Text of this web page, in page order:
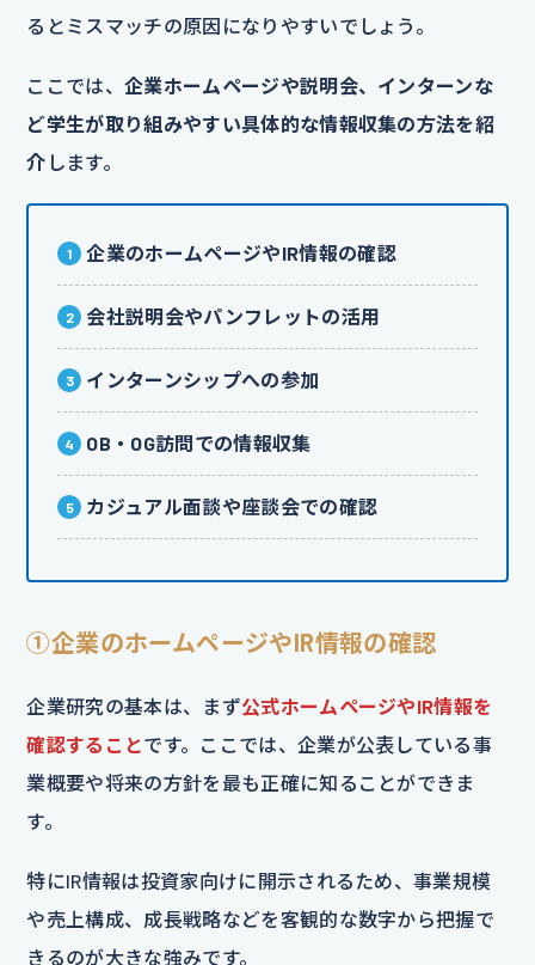
るとミスマッチの原因になりやすいでしょう。
ここでは、 企業ホームページや説明会、インターンな
ど学生が取り組みやすい具体的な情報収集の方法を紹
介 します。
企業のホームページやIR情報の確認
会社説明会やパンフレットの活用
インターンシップへの参加
OB・OG訪問での情報収集
カジュアル面談や座談会での確認
①企業のホームページやIR情報の確認
企業研究の基本は、まず公式ホームページやIR情報を
確認することです。ここでは、企業が公表している事
業概要や将来の方針を最も正確に知ることができま
す。
特にIR情報は投資家向けに開示されるため、事業規模
や売上構成、成長戦略などを客観的な数字から把握で
きるのが大きな強みです。